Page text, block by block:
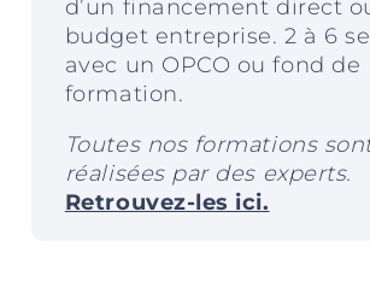
d’un financement direct
budget entreprise. 2 à 6
avec un OPCO ou fond de
formation.
Toutes nos formations
réalisées par des experts.
Retrouvez-les ici.